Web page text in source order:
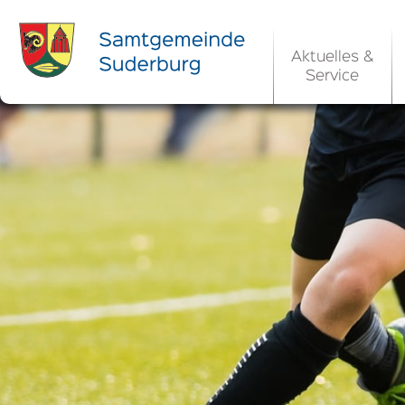
Aktuelles &
Service
Ortsrecht &
Rats- und
Aktuelle
Ortsrecht /
Allgemeine
Kommunale
EU-